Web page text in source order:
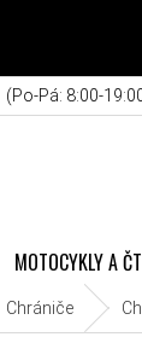
MOTOCYKLY A
Chrániče